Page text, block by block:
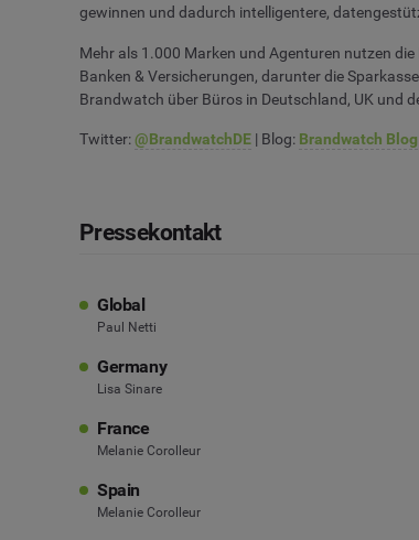
gewinnen und dadurch intelligentere,
Mehr als 1.000 Marken und Agenturen nutzen
Banken & Versicherungen, darunter die
Brandwatch über Büros in Deutschland, UK und
Twitter:@BrandwatchDE | Blog: Brandwatch Blog
Pressekontakt
Global
Paul Netti
Germany
Lisa Sinare
France
Melanie Corolleur
Spain
Melanie Corolleur